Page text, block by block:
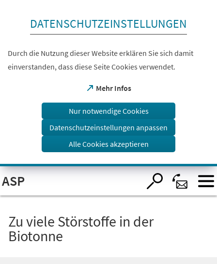
Visuelle
Assistenzsoftware
öffnen.
DATENSCHUTZEINSTELLUNGEN
Durch die Nutzung dieser Website erklären Sie sich damit
einverstanden, dass diese Seite Cookies verwendet.
Mehr Infos
(Öffnet
einem
Tab)
Nur notwendige Cookies
Datenschutzeinstellungen anpassen
Alle Cookies akzeptieren
ASP
Zu viele Störstoffe in der
Biotonne